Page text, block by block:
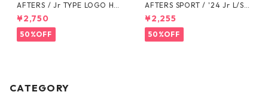
AFTERS / Jr TYPE LOGO HO
ODIE
¥2,750
50%OFF
AFTERS SPORT / '24 Jr L/S T
EE
¥2,255
50%OFF
CATEGORY